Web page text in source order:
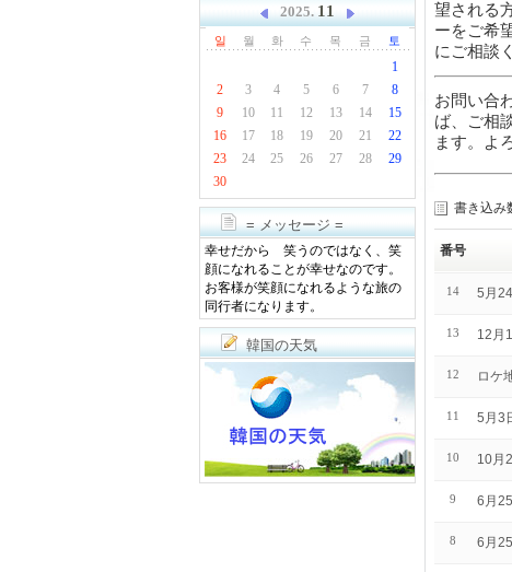
2025. 11
일 월 화 수 목 금 토
1
2
3 4 5 6 7
8
9
10 11 12 13 14
15
16
17 18 19 20 21
22
23
24 25 26 27 28
29
30
= メッセージ =
幸せだから 笑うのではなく、笑
顔になれることが幸せなのです。
お客様が笑顔になれるような旅の
同行者になります。
韓国の天気
望される
ーをご希
にご相談
お問い合
ば、ご相
ます。よ
書き込み
番号
14 5月
13 12月
12 ロケ
11 5月3
10 10月
9 6月
8 6月